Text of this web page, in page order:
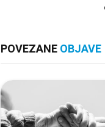
POVEZANE OBJAVE